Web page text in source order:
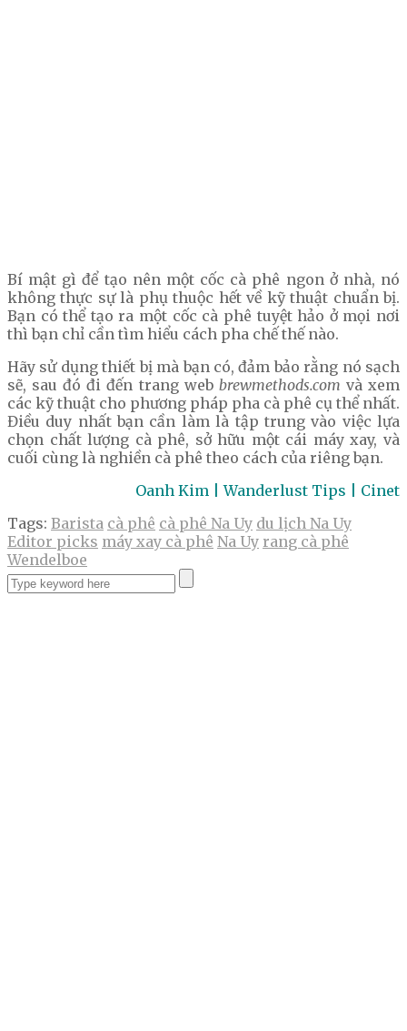
Bí mật gì để tạo nên một cốc cà phê ngon ở nhà, nó
không thực sự là phụ thuộc hết về kỹ thuật chuẩn bị.
Bạn có thể tạo ra một cốc cà phê tuyệt hảo ở mọi nơi
thì bạn chỉ cần tìm hiểu cách pha chế thế nào.
Hãy sử dụng thiết bị mà bạn có, đảm bảo rằng nó sạch
sẽ, sau đó đi đến trang web brewmethods.com và xem
các kỹ thuật cho phương pháp pha cà phê cụ thể nhất.
Điều duy nhất bạn cần làm là tập trung vào việc lựa
chọn chất lượng cà phê, sở hữu một cái máy xay, và
cuối cùng là nghiền cà phê theo cách của riêng bạn.
Oanh Kim | Wanderlust Tips | Cinet
Tags: Barista cà phê cà phê Na Uy du lịch Na Uy
Editor picks máy xay cà phê Na Uy rang cà phê
Wendelboe